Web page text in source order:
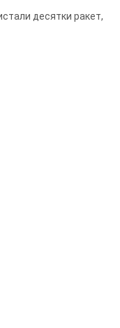
десятки ракет,